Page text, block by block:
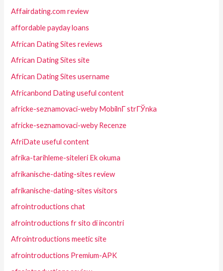
Affairdating.com review
affordable payday loans
African Dating Sites reviews
African Dating Sites site
African Dating Sites username
Africanbond Dating useful content
africke-seznamovaci-weby MobilnГ­ strГЎnka
africke-seznamovaci-weby Recenze
AfriDate useful content
afrika-tarihleme-siteleri Ek okuma
afrikanische-dating-sites review
afrikanische-dating-sites visitors
afrointroductions chat
afrointroductions fr sito di incontri
Afrointroductions meetic site
afrointroductions Premium-APK